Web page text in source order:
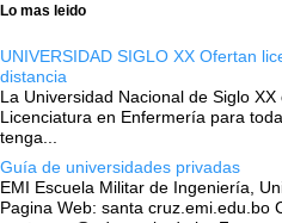
Lo mas leido
UNIVERSIDAD SIGLO XX Ofertan
distancia
La Universidad Nacional de Siglo
Licenciatura en Enfermería para
tenga...
Guía de universidades privadas
EMI Escuela Militar de Ingeniería,
Pagina Web: santa cruz.emi.edu.bo